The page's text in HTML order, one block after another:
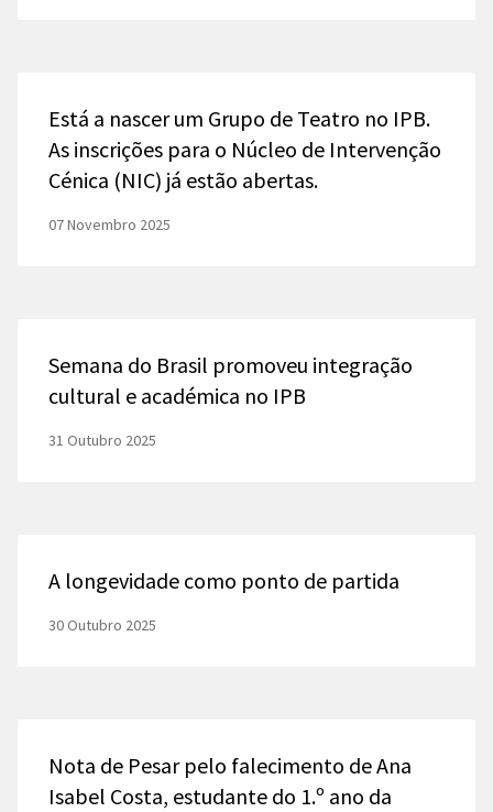
Está a nascer um Grupo de Teatro no IPB.
As inscrições para o Núcleo de Intervenção
Cénica (NIC) já estão abertas.
07 Novembro 2025
Semana do Brasil promoveu integração
cultural e académica no IPB
31 Outubro 2025
A longevidade como ponto de partida
30 Outubro 2025
Nota de Pesar pelo falecimento de Ana
Isabel Costa, estudante do 1.º ano da